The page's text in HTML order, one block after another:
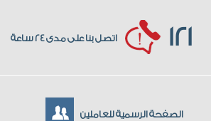
121 اتصل بنا على مدى 24 ساعة
الصفحة الرسمية للعاملين